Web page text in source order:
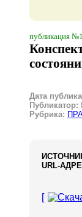
публикация
Дата
Публикатор:
Рубрика:
URL-
[